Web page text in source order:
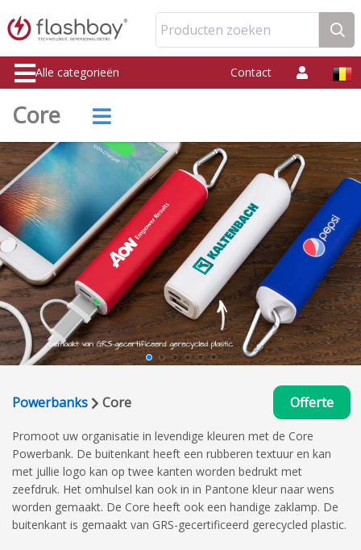
Producten zoeken
Alle categorieën Contact
Core
Powerbanks Core Offerte
Promoot uw organisatie in levendige kleuren met de Core
Powerbank. De buitenkant heeft een rubberen textuur en kan
met jullie logo kan op twee kanten worden bedrukt met
zeefdruk. Het omhulsel kan ook in in Pantone kleur naar wens
worden gemaakt. De Core heeft ook een handige zaklamp. De
buitenkant is gemaakt van GRS-gecertificeerd gerecycled plastic.